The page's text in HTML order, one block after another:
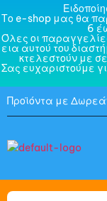
Το e-shop μας θα
6
Όλες οι
εια αυτού του
κτελεστούν με
Σας ευχαριστούμε
Προϊόντα με